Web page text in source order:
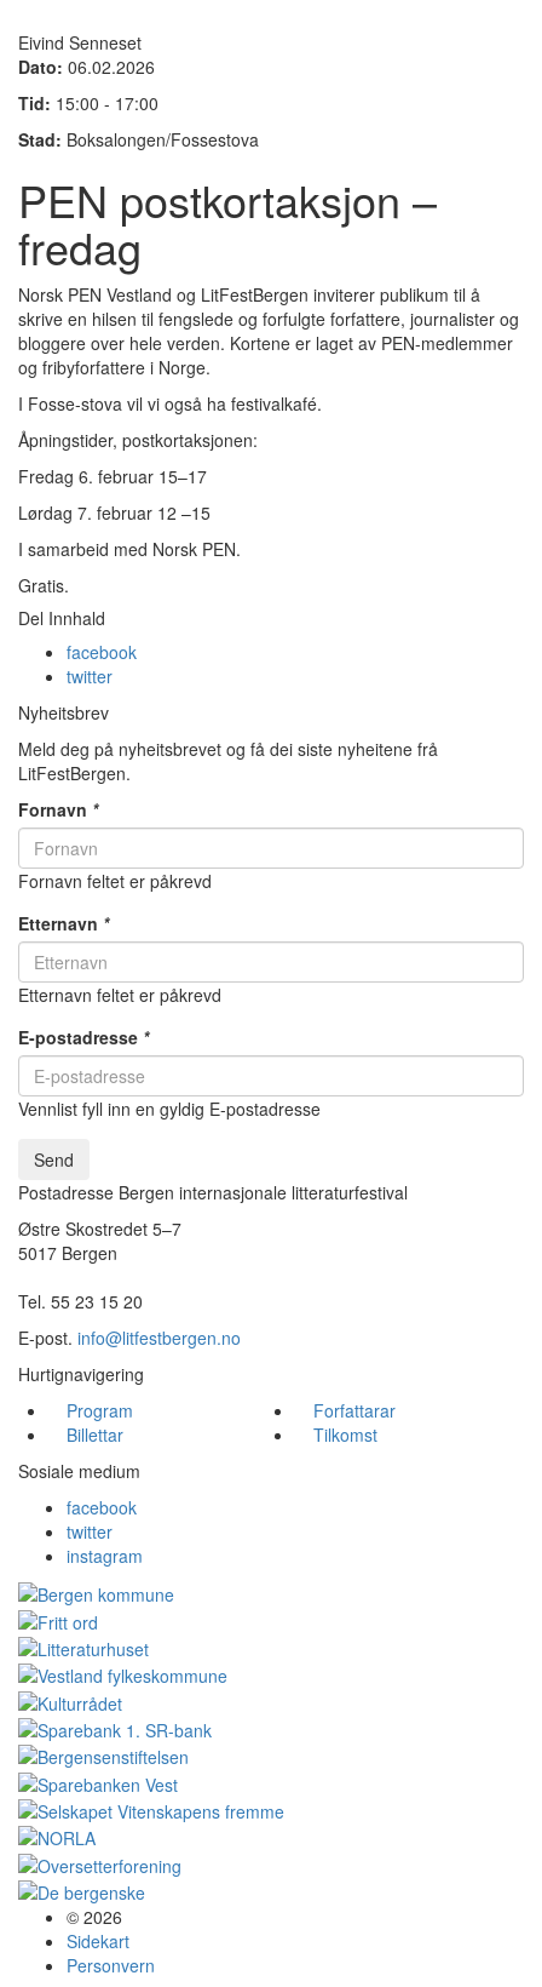
Eivind Senneset
Dato: 06.02.2026
Tid: 15:00 - 17:00
Stad: Boksalongen/Fossestova
PEN postkortaksjon –
fredag
Norsk PEN Vestland og LitFestBergen inviterer publikum til å
skrive en hilsen til fengslede og forfulgte forfattere, journalister og
bloggere over hele verden. Kortene er laget av PEN-medlemmer
og fribyforfattere i Norge.
I Fosse-stova vil vi også ha festivalkafé.
Åpningstider, postkortaksjonen:
Fredag 6. februar 15–17
Lørdag 7. februar 12 –15
I samarbeid med Norsk PEN.
Gratis.
Del Innhald
facebook
twitter
Nyheitsbrev
Meld deg på nyheitsbrevet og få dei siste nyheitene frå
LitFestBergen.
Fornavn *
Fornavn feltet er påkrevd
Etternavn *
Etternavn feltet er påkrevd
E-postadresse *
Vennlist fyll inn en gyldig E-postadresse
Send
Postadresse Bergen internasjonale litteraturfestival
Østre Skostredet 5–7
5017 Bergen
Tel. 55 23 15 20
E-post. info@litfestbergen.no
Hurtignavigering
Program
Forfattarar
Billettar
Tilkomst
Sosiale medium
facebook
twitter
instagram
© 2026
Sidekart
Personvern